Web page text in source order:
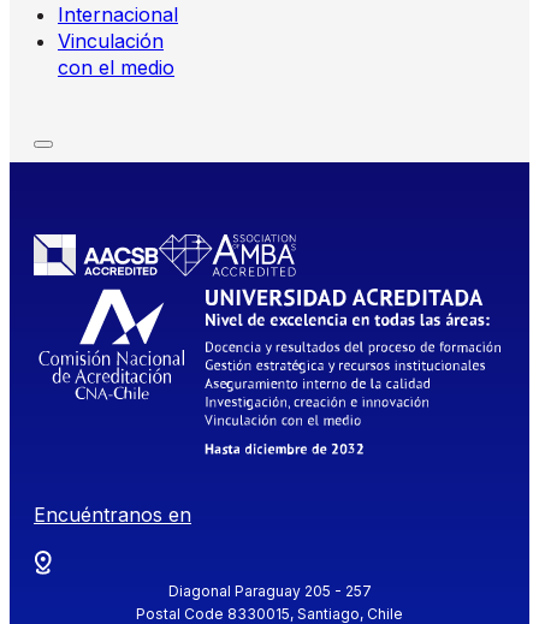
Internacional
Vinculación
con el medio
Encuéntranos en
Diagonal Paraguay 205 - 257
Postal Code 8330015, Santiago, Chile